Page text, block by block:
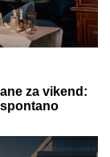
se
Maje
glas:
U
izgleda kao
haljini sa
evo